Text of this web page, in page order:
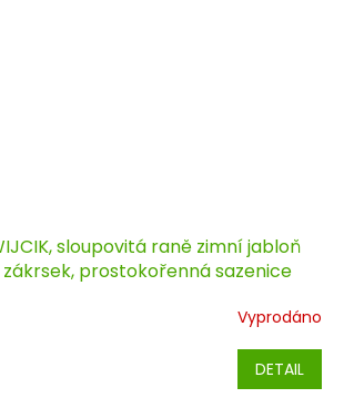
sloupovitá raně zimní jabloň
zákrsek, prostokořenná sazenice
Vyprodáno
DETAIL